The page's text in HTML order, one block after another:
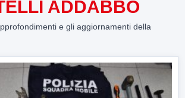
ADDABBO
e gli aggiornamenti della